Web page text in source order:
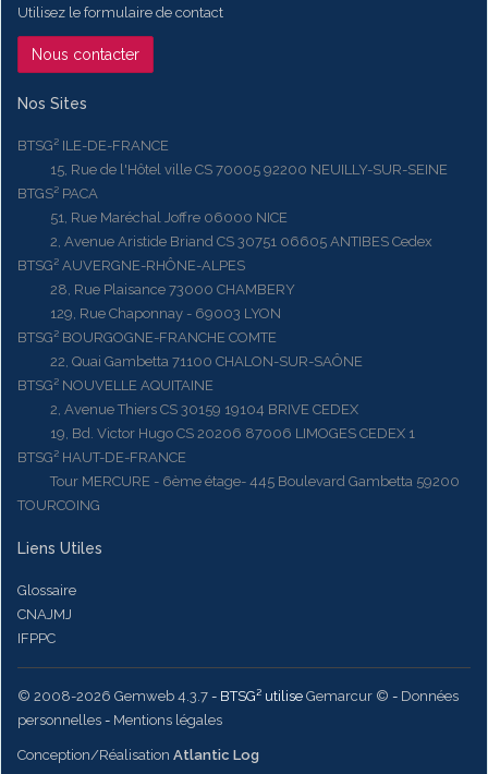
Utilisez le formulaire de contact
Nous contacter
Nos Sites
BTSG² ILE-DE-FRANCE
15, Rue de l'Hôtel ville CS 70005 92200 NEUILLY-SUR-SEINE
BTGS² PACA
51, Rue Maréchal Joffre 06000 NICE
2, Avenue Aristide Briand CS 30751 06605 ANTIBES Cedex
BTSG² AUVERGNE-RHÔNE-ALPES
28, Rue Plaisance 73000 CHAMBERY
129, Rue Chaponnay - 69003 LYON
BTSG² BOURGOGNE-FRANCHE COMTE
22, Quai Gambetta 71100 CHALON-SUR-SAÔNE
BTSG² NOUVELLE AQUITAINE
2, Avenue Thiers CS 30159 19104 BRIVE CEDEX
19, Bd. Victor Hugo CS 20206 87006 LIMOGES CEDEX 1
BTSG² HAUT-DE-FRANCE
Tour MERCURE - 6ème étage- 445 Boulevard Gambetta 59200
TOURCOING
Liens Utiles
Glossaire
CNAJMJ
IFPPC
© 2008-2026 Gemweb 4.3.7 - BTSG² utilise Gemarcur © - Données
personnelles - Mentions légales
Conception/Réalisation Atlantic Log